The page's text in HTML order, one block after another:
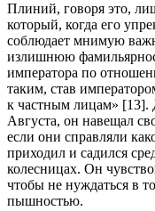
Плиний, говоря это,
который, когда его
соблюдает мнимую
излишнюю
императора по
таким, став
к частным лицам» [13].
Августа, он навещал
если они справляли
приходил и садился
колесницах. Он
чтобы не нуждаться в
пышностью.